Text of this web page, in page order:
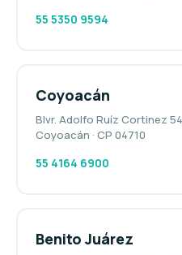
55 5350 9594
Coyoacán
Blvr. Adolfo Ruíz Cortinez
Coyoacán · CP 04710
55 4164 6900
Benito Juárez